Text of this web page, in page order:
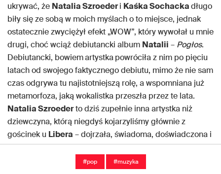
#pop #muzyka
ukrywać, że Natalia Szroederi Kaśka Sochackadługo
biły się ze sobą w moich myślach o to miejsce, jednak
ostatecznie zwyciężył efekt „WOW”, który wywołał u mnie
drugi, choć wciąż debiutancki album Natalii – Pogłos.
Debiutancki, bowiemartystkapowróciła z nim po pięciu
latach od swojego faktycznego debiutu, mimo że nie sam
czas odgrywa tu najistotniejszą rolę, a wspomniana już
metamorfoza, jaką wokalistka przeszła przez te lata.
Natalia Szroederto dziś zupełnie inna artystka niż
dziewczyna, którą niegdyś kojarzyliśmy głównie z
gościnek u Libera – dojrzała, świadoma, doświadczona i
mądra, dokładnie wiedząca, gdzie jest i co chce